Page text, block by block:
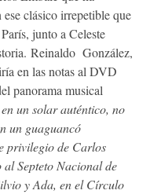
clásico irrepetible que
junto a Celeste
Reinaldo González,
en las notas al DVD
panorama musical
un solar auténtico, no
un guaguancó
privilegio de Carlos
Septeto Nacional de
y Ada, en el Círculo